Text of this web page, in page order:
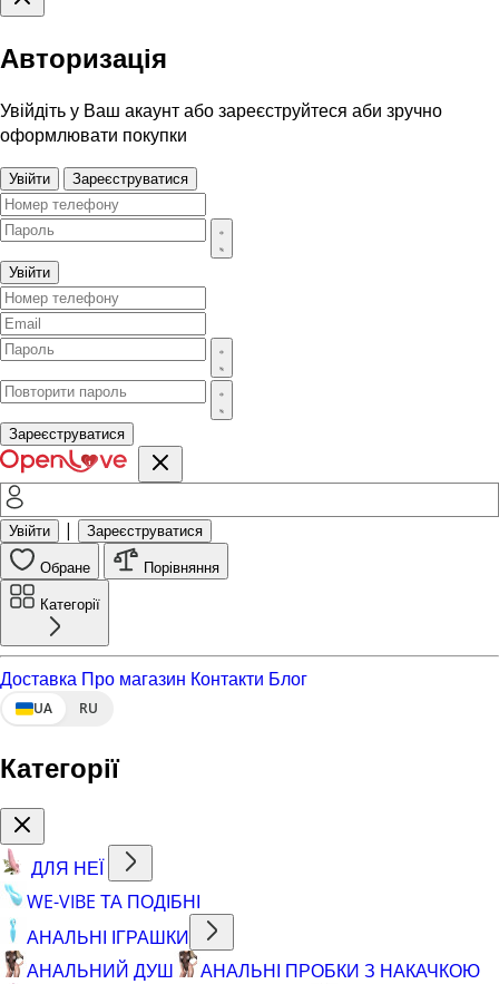
Авторизація
Увійдіть у Ваш акаунт або зареєструйтеся аби зручно
оформлювати покупки
Увійти Зареєструватися
Увійти
Зареєструватися
Увійти | Зареєструватися
Обране Порівняння
Категорії
Доставка Про магазин Контакти Блог
UA RU
Категорії
ДЛЯ НЕЇ
WE-VIBE ТА ПОДІБНІ
АНАЛЬНІ ІГРАШКИ
АНАЛЬНИЙ ДУШ
АНАЛЬНІ ПРОБКИ З НАКАЧКОЮ